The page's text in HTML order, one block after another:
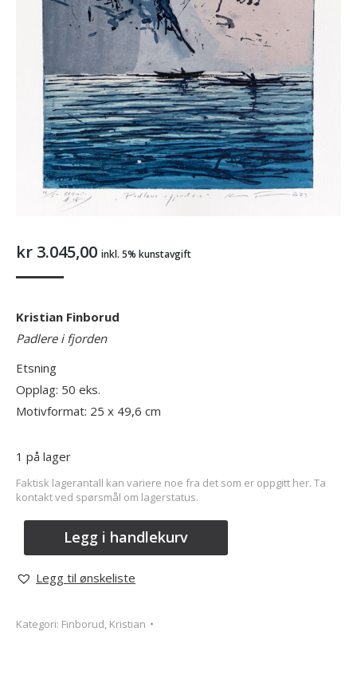
kr 3.045,00 inkl. 5% kunstavgift
Kristian Finborud
Padlere i fjorden
Etsning
Opplag: 50 eks.
Motivformat: 25 x 49,6 cm
1 på lager
Faktisk lagerantall kan variere noe fra det som er oppgitt her. Ta
kontakt ved spørsmål om lagerstatus.
Legg i handlekurv
Legg til ønskeliste
Kategori: Finborud, Kristian